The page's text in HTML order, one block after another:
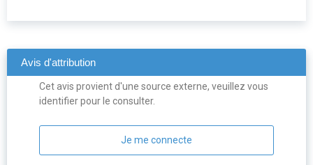
Avis d'attribution
Cet avis provient d'une source externe, veuillez vous
identifier pour le consulter.
Je me connecte